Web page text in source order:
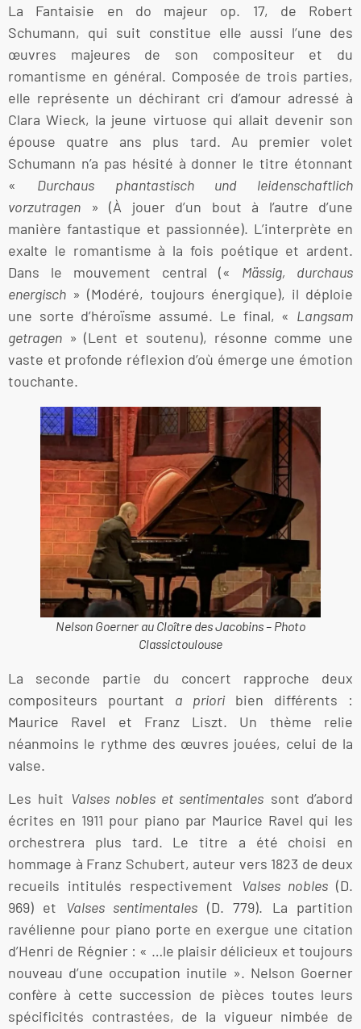
La Fantaisie en do majeur op. 17, de Robert
Schumann, qui suit constitue elle aussi l’une des
œuvres majeures de son compositeur et du
romantisme en général. Composée de trois parties,
elle représente un déchirant cri d’amour adressé à
Clara Wieck, la jeune virtuose qui allait devenir son
épouse quatre ans plus tard. Au premier volet
Schumann n’a pas hésité à donner le titre étonnant
« Durchaus phantastisch und leidenschaftlich
vorzutragen » (À jouer d’un bout à l’autre d’une
manière fantastique et passionnée). L’interprète en
exalte le romantisme à la fois poétique et ardent.
Dans le mouvement central (« Mässig, durchaus
energisch » (Modéré, toujours énergique), il déploie
une sorte d’héroïsme assumé. Le final, « Langsam
getragen » (Lent et soutenu), résonne comme une
vaste et profonde réflexion d’où émerge une émotion
touchante.
Nelson Goerner au Cloître des Jacobins – Photo
Classictoulouse
La seconde partie du concert rapproche deux
compositeurs pourtant a prioribien différents :
Maurice Ravel et Franz Liszt. Un thème relie
néanmoins le rythme des œuvres jouées, celui de la
valse.
Les huit Valses nobles et sentimentales sont d’abord
écrites en 1911 pour piano par Maurice Ravel qui les
orchestrera plus tard. Le titre a été choisi en
hommage à Franz Schubert, auteur vers 1823 de deux
recueils intitulés respectivement
Valses nobles(D.
969) et Valses sentimentales (D. 779). La partition
ravélienne pour piano porte en exergue une citation
d’Henri de Régnier : « …le plaisir délicieux et toujours
nouveau d’une occupation inutile ». Nelson Goerner
confère à cette succession de pièces toutes leurs
spécificités contrastées, de la vigueur nimbée de